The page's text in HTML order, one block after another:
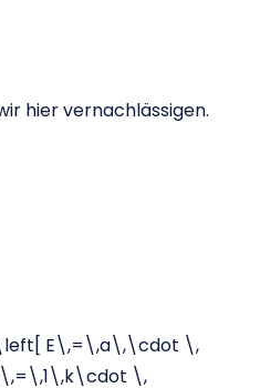
hier vernachlässigen.
E\,=\,a\,\cdot \,
\,